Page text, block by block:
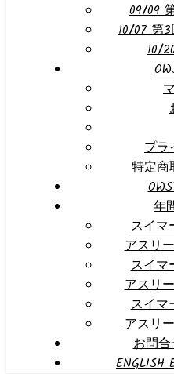
09/09
10/07 第
10/
プラ
特定商
年
スイマ
アスリ
スイマ
アスリ
スイマ
アスリ
お問合
ENGLISH